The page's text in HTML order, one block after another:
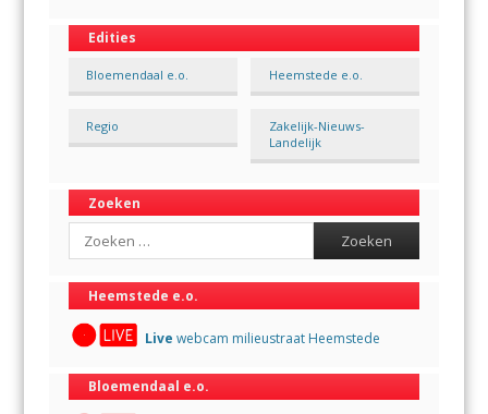
Edities
Bloemendaal e.o. Heemstede e.o.
Regio
Zakelijk-Nieuws-
Landelijk
Zoeken
Search
Heemstede e.o.
Live webcam milieustraat Heemstede
Bloemendaal e.o.